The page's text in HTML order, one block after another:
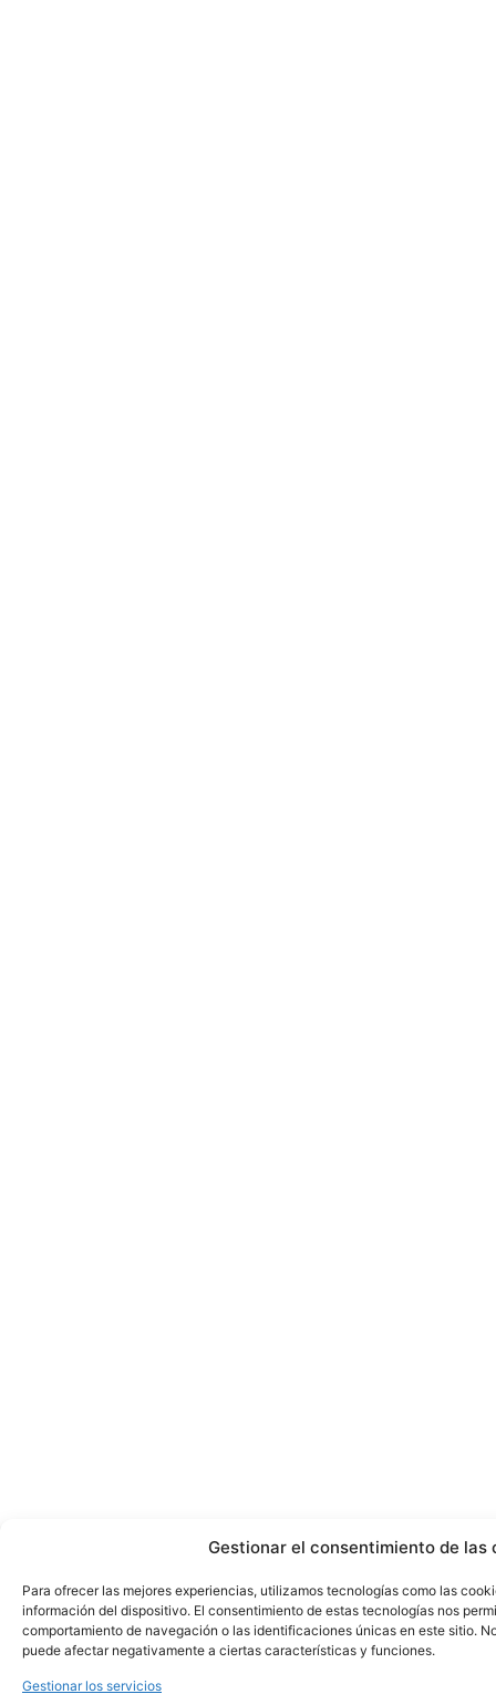
Gestionar el consentimiento de las
Para ofrecer las mejores experiencias, utilizamos tecnologías como las
información del dispositivo. El consentimiento de estas tecnologías nos
comportamiento de navegación o las identificaciones únicas en este sitio.
puede afectar negativamente a ciertas características y funciones.
Gestionar los servicios